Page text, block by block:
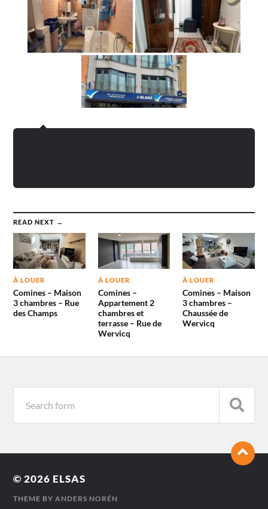
READ NEXT →
À LOUER
Comines – Maison
3 chambres – Rue
des Champs
À LOUER
Comines –
Appartement 2
chambres et
terrasse – Rue de
Wervicq
À LOUER
Comines – Maison
3 chambres –
Chaussée de
Wervicq
© 2026 ELSAS
THEME BYANDERS NORÉN